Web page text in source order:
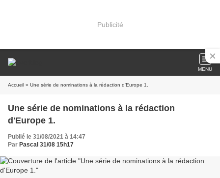
Publicité
MENU
Accueil » Une série de nominations à la rédaction d'Europe 1.
Une série de nominations à la rédaction
d'Europe 1.
Publié le 31/08/2021 à 14:47
Par Pascal 31/08 15h17